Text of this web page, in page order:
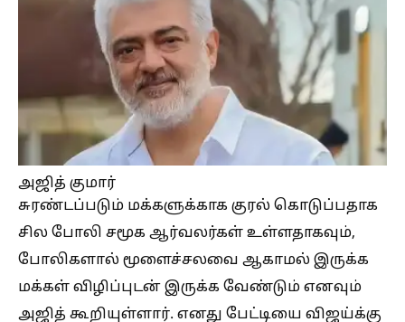
அஜித் குமார்
சுரண்டப்படும் மக்களுக்காக குரல் கொடுப்பதாக
சில போலி சமூக ஆர்வலர்கள் உள்ளதாகவும்,
போலிகளால் மூளைச்சலவை ஆகாமல் இருக்க
மக்கள் விழிப்புடன் இருக்க வேண்டும் எனவும்
அஜித் கூறியுள்ளார். எனது பேட்டியை விஜய்க்கு